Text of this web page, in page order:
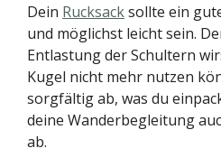
Dein Rucksacksollte ein
und möglichst leicht sein.
Entlastung der Schultern
Kugel nicht mehr nutzen
sorgfältig ab, was du
deine Wanderbegleitung
ab.